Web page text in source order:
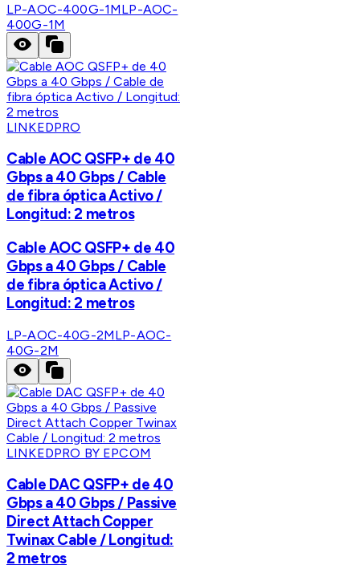
LP-AOC-400G-1MLP-AOC-
400G-1M
LINKEDPRO
Cable AOC QSFP+ de 40
Gbps a 40 Gbps / Cable
de fibra óptica Activo /
Longitud: 2 metros
Cable AOC QSFP+ de 40
Gbps a 40 Gbps / Cable
de fibra óptica Activo /
Longitud: 2 metros
LP-AOC-40G-2MLP-AOC-
40G-2M
LINKEDPRO BY EPCOM
Cable DAC QSFP+ de 40
Gbps a 40 Gbps / Passive
Direct Attach Copper
Twinax Cable / Longitud:
2 metros